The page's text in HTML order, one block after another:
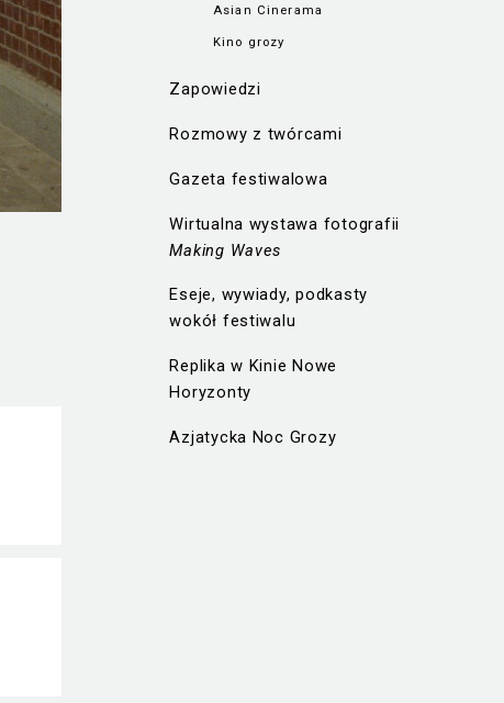
Asian Cinerama
Kino grozy
Zapowiedzi
Rozmowy z twórcami
Gazeta festiwalowa
Wirtualna wystawa fotografii
Making Waves
Eseje, wywiady, podkasty
wokół festiwalu
Replika w Kinie Nowe
Horyzonty
Azjatycka Noc Grozy